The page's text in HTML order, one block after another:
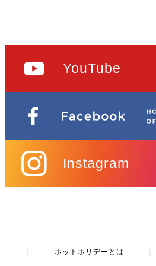
YouTube
Instagram
ホットホリデーとは